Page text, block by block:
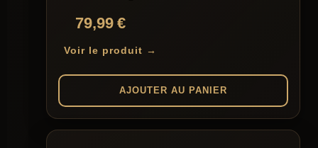
79,99€
Voir le produit →
AJOUTER AU PANIER